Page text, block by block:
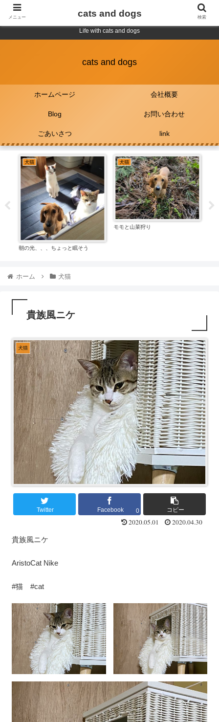
Life with cats and dogs
cats and dogs
ホームページ 会社概要
Blog お問い合わせ
ごあいさつ link
手
犬猫
朝の光、、、ちょっと眠そう
犬猫
モモと山菜狩り
ソ
ホーム 犬猫
貴族風ニケ
犬猫
Twitter Facebook 0 コピー
2020.05.01 2020.04.30
貴族風ニケ
AristoCat Nike
#猫 #cat
メニュー cats and dogs 検索